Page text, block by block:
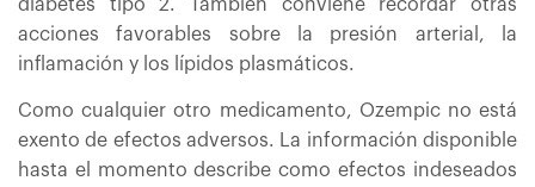
diabetes tipo 2. También conviene recordar otras
acciones favorables sobre la presión arterial, la
inflamación y los lípidos plasmáticos.
Como cualquier otro medicamento, Ozempic no está
exento de efectos adversos. La información disponible
hasta el momento describe como efectos indeseados